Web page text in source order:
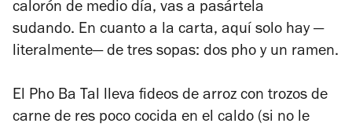
calorón de medio día, vas a pasártela
sudando. En cuanto a la carta, aquí solo hay —
literalmente— de tres sopas: dos pho y un ramen.
El Pho Ba Tal lleva fideos de arroz con trozos de
carne de res poco cocida en el caldo (si no le